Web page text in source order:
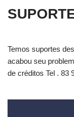
Temos suportes
acabou seu
de créditos Tel . 83